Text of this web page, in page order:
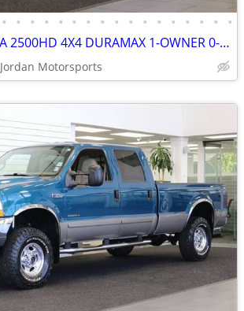
• • • • • • • • • • • • • • • • •
2005 GMC SIERRA 2500HD 4X4 DURAMAX 1-OWNER 0-RUST silverado 2006 2004
Jordan Motorsports